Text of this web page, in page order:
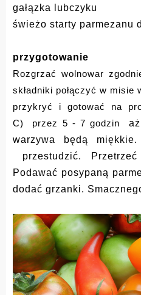
gałązka lubczyku
świeżo starty parmezanu
przygotowanie
Rozgrzać wolnowar
składniki połączyć w misie
przykryć i gotować na
C)
przez 5 - 7 godzin
warzywa będą
przestudzić.
Podawać posypaną
dodać grzanki.